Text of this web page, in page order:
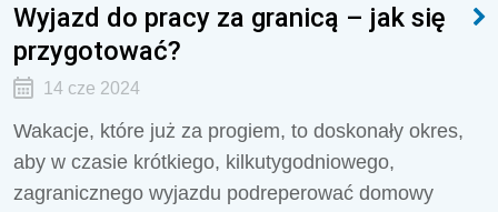
Wyjazd do pracy za granicą – jak się
przygotować?
14 cze 2024
Wakacje, które już za progiem, to doskonały okres,
aby w czasie krótkiego, kilkutygodniowego,
zagranicznego wyjazdu podreperować domowy